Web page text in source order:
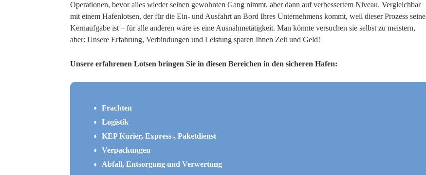
Operationen, bevor alles wieder seinen gewohnten Gang nimmt, aber dann auf verbessertem Niveau. Vergleichbar
mit einem Hafenlotsen, der für die Ein- und Ausfahrt an Bord Ihres Unternehmens kommt, weil dieser Prozess seine
Kernaufgabe ist – für alle anderen wäre es eine Ausnahmetätigkeit. Man könnte versuchen sie selbst zu meistern,
aber: Unsere Erfahrung, Verbindungen und Leistung sparen Ihnen Zeit und Geld!
Unsere erfahrenen Lotsen bringen Sie in diesen Bereichen in den sicheren Hafen:
Frachten
Logistik
KEP Kurier, Express-, Paketdienst
Verpackungen
Abfall, Entsorgung und Verwertung